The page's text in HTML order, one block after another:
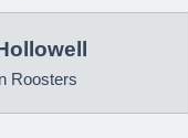
Roosters